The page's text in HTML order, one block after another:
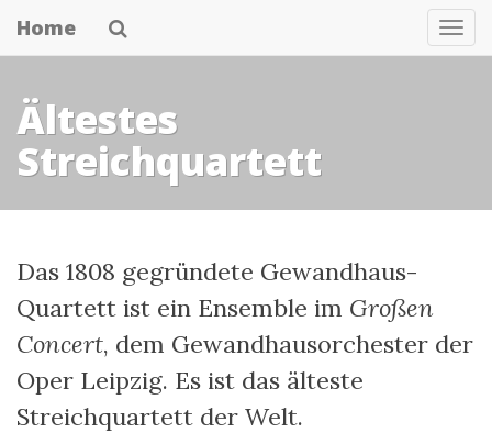
Skip
to
content
Home
Ältestes
Streichquartett
Das 1808 gegründete Gewandhaus-
Quartett ist ein Ensemble im Großen
Concert, dem Gewandhausorchester der
Oper Leipzig. Es ist das älteste
Streichquartett der Welt.